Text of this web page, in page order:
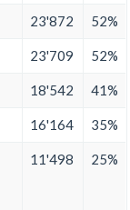
23'872 52%
23'709 52%
18'542 41%
16'164 35%
11'498 25%